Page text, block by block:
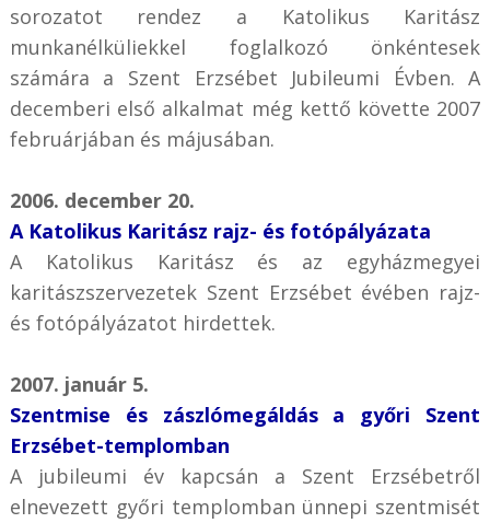
sorozatot rendez a Katolikus Karitász
munkanélküliekkel foglalkozó önkéntesek
számára a Szent Erzsébet Jubileumi Évben. A
decemberi első alkalmat még kettő követte 2007
februárjában és májusában.
2006. december 20.
A Katolikus Karitász rajz- és fotópályázata
A Katolikus Karitász és az egyházmegyei
karitászszervezetek Szent Erzsébet évében rajz-
és fotópályázatot hirdettek.
2007. január 5.
Szentmise és zászlómegáldás a győri Szent
Erzsébet-templomban
A jubileumi év kapcsán a Szent Erzsébetről
elnevezett győri templomban ünnepi szentmisét